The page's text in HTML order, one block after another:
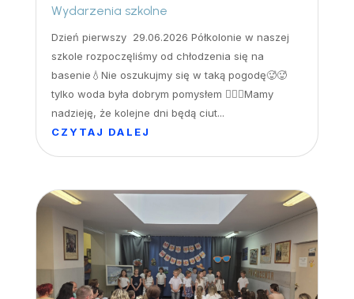
Wydarzenia szkolne
Dzień pierwszy 29.06.2026 Półkolonie w naszej
szkole rozpoczęliśmy od chłodzenia się na
basenie💧Nie oszukujmy się w taką pogodę🥵🥵
tylko woda była dobrym pomysłem 🏊‍♀️🤽Mamy
nadzieję, że kolejne dni będą ciut...
CZYTAJ DALEJ